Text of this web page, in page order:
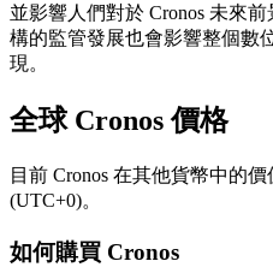
並影響人們對於 Cronos 未來
構的監管發展也會影響整個數
現。
全球 Cronos 價格
目前 Cronos 在其他貨幣中的
(UTC+0)。
如何購買 Cronos